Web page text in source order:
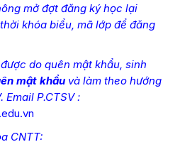
mở đợt đăng ký học lại
khóa biểu, mã lớp để đăng
do quên mật khẩu, sinh
mật khẩu và làm theo hướng
Email P.CTSV :
CNTT: